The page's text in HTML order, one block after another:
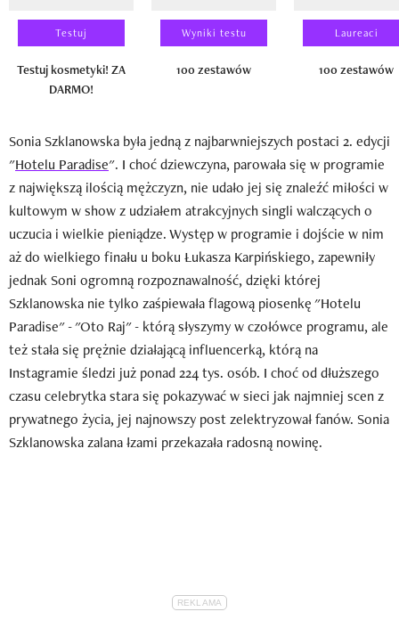
Testuj
Testuj kosmetyki! ZA
DARMO!
Wyniki testu
100 zestawów
Laureaci
100 zestawów
Sonia Szklanowska była jedną z najbarwniejszych postaci 2. edycji
"Hotelu Paradise". I choć dziewczyna, parowała się w programie
z największą ilością mężczyzn, nie udało jej się znaleźć miłości w
kultowym w show z udziałem atrakcyjnych singli walczących o
uczucia i wielkie pieniądze. Występ w programie i dojście w nim
aż do wielkiego finału u boku Łukasza Karpińskiego, zapewniły
jednak Soni ogromną rozpoznawalność, dzięki której
Szklanowska nie tylko zaśpiewała flagową piosenkę "Hotelu
Paradise" - "Oto Raj" - którą słyszymy w czołówce programu, ale
też stała się prężnie działającą influencerką, którą na
Instagramie śledzi już ponad 224 tys. osób. I choć od dłuższego
czasu celebrytka stara się pokazywać w sieci jak najmniej scen z
prywatnego życia, jej najnowszy post zelektryzował fanów. Sonia
Szklanowska zalana łzami przekazała radosną nowinę.